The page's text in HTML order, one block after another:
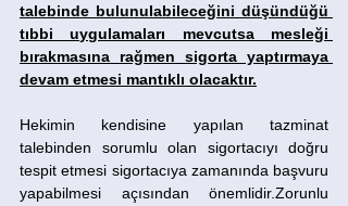
talebinde bulunulabileceğini düşündüğü
tıbbi uygulamaları mevcutsa mesleği
bırakmasına rağmen sigorta yaptırmaya
devam etmesi mantıklı olacaktır.
Hekimin kendisine yapılan tazminat
talebinden sorumlu olan sigortacıyı doğru
tespit etmesi sigortacıya zamanında başvuru
yapabilmesi açısından önemlidir.Zorunlu